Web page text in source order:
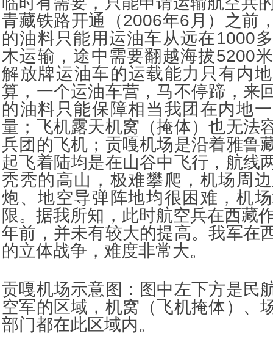
青藏铁路开通（2006年6月）之前
的油料只能用运油车从远在1000
木运输，途中需要翻越海拔5200
解放牌运油车的运载能力只有内
算，一个运油车营，马不停蹄，来
的油料只能保障相当我团在内地
量；飞机露天机窝（掩体）也无法
兵团的飞机；贡嘎机场是沿着雅鲁
起飞着陆均是在山谷中飞行，航线
秃秃的高山，极难攀爬，机场周
炮、地空导弹阵地均很困难，机
限。据我所知，此时航空兵在西藏
年前，并未有较大的提高。我军在
的立体战争，难度非常大。
贡嘎机场示意图：图中左下方是民
空军的区域，机窝（飞机掩体）、
部门都在此区域内。